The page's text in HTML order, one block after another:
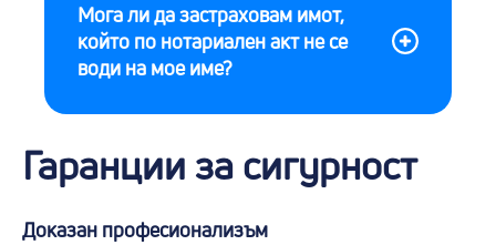
Мога ли да застраховам имот,
който по нотариален акт не се
води на мое име?
Гаранции за сигурност
Доказан професионализъм